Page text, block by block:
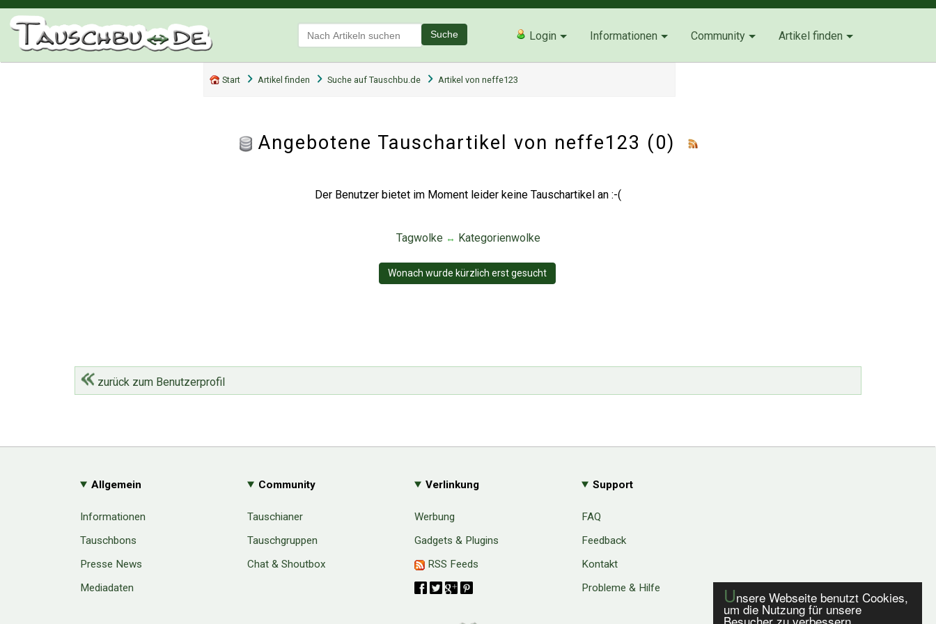
Unsere Webseite benutzt Cookies,
um die Nutzung für unsere
Suche Login Informationen Community Artikel finden
Start Artikel finden Suche auf Tauschbu.de Artikel von neffe123
Angebotene Tauschartikel von neffe123 (0)
Der Benutzer bietet im Moment leider keine Tauschartikel an :-(
Tagwolke ↔ Kategorienwolke
Wonach wurde kürzlich erst gesucht
zurück zum Benutzerprofil
Allgemein
Informationen
Tauschbons
Presse News
Mediadaten
Community
Tauschianer
Tauschgruppen
Chat & Shoutbox
Verlinkung
Werbung
Gadgets & Plugins
RSS Feeds
Support
FAQ
Feedback
Kontakt
Probleme & Hilfe